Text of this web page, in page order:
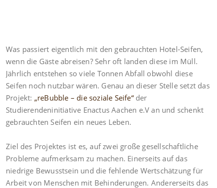
Was passiert eigentlich mit den gebrauchten Hotel-Seifen,
wenn die Gäste abreisen? Sehr oft landen diese im Müll.
Jährlich entstehen so viele Tonnen Abfall obwohl diese
Seifen noch nutzbar wären. Genau an dieser Stelle setzt das
Projekt: „reBubble –diesoziale Seife“der
Studierendeninitiative Enactus Aachen e.V an und schenkt
gebrauchten Seifen ein neues Leben.
Ziel des Projektes ist es, auf zwei große gesellschaftliche
Probleme aufmerksam zu machen. Einerseits auf das
niedrige Bewusstsein und die fehlende Wertschätzung für
Arbeit von Menschen mit Behinderungen. Andererseits das